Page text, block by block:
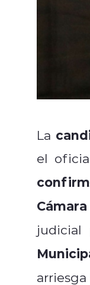
La
el
arriesga